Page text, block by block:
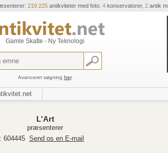
219.225antikviteter med foto. 4konservatorer, 2antik
Gamle Skatte - Ny Teknologi
Avanceret søgning her.
L'Art
præsenterer
604445 Send os en E-mail